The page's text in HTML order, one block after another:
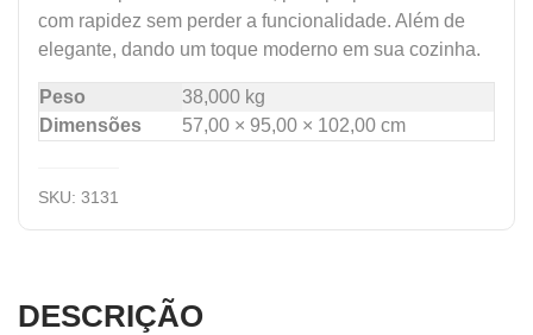
com rapidez sem perder a funcionalidade. Além de
elegante, dando um toque moderno em sua cozinha.
Peso
38,000 kg
Dimensões
57,00 × 95,00 × 102,00 cm
SKU: 3131
DESCRIÇÃO